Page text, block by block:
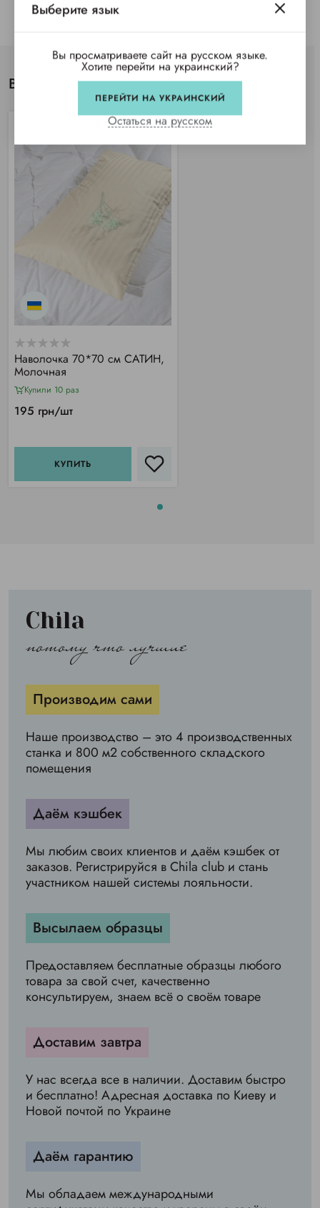
Вы просматривали
Наволочка 70*70 см САТИН,
Молочная
Купили 10 раз
195 грн/шт
КУПИТЬ
Chila
потому что лучшие
Производим сами
Наше производство – это 4 производственных
станка и 800 м2 собственного складского
помещения
Даём кэшбек
Мы любим своих клиентов и даём кэшбек от
заказов. Регистрируйся в Chila club и стань
участником нашей системы лояльности.
Высылаем образцы
Предоставляем бесплатные образцы любого
товара за свой счет, качественно
консультируем, знаем всё о своём товаре
Доставим завтра
У нас всегда все в наличии. Доставим быстро
и бесплатно! Адресная доставка по Киеву и
Новой почтой по Украине
Даём гарантию
Мы обладаем международными
Выберите язык
Вы просматриваете сайт на русском языке.
Хотите перейти на украинский?
ПЕРЕЙТИ НА УКРАИНСКИЙ
Остаться на русском